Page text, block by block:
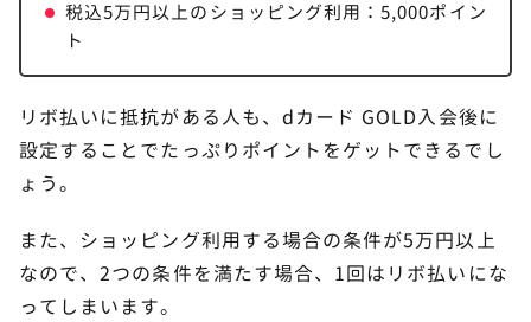
税込5万円以上のショッピング利用：5,000ポイン
ト
リボ払いに抵抗がある人も、dカード GOLD入会後に
設定することでたっぷりポイントをゲットできるでし
ょう。
また、ショッピング利用する場合の条件が5万円以上
なので、2つの条件を満たす場合、1回はリボ払いにな
ってしまいます。